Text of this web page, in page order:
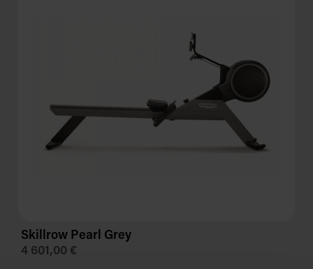
Skillrow Pearl Grey
4 601,00 €